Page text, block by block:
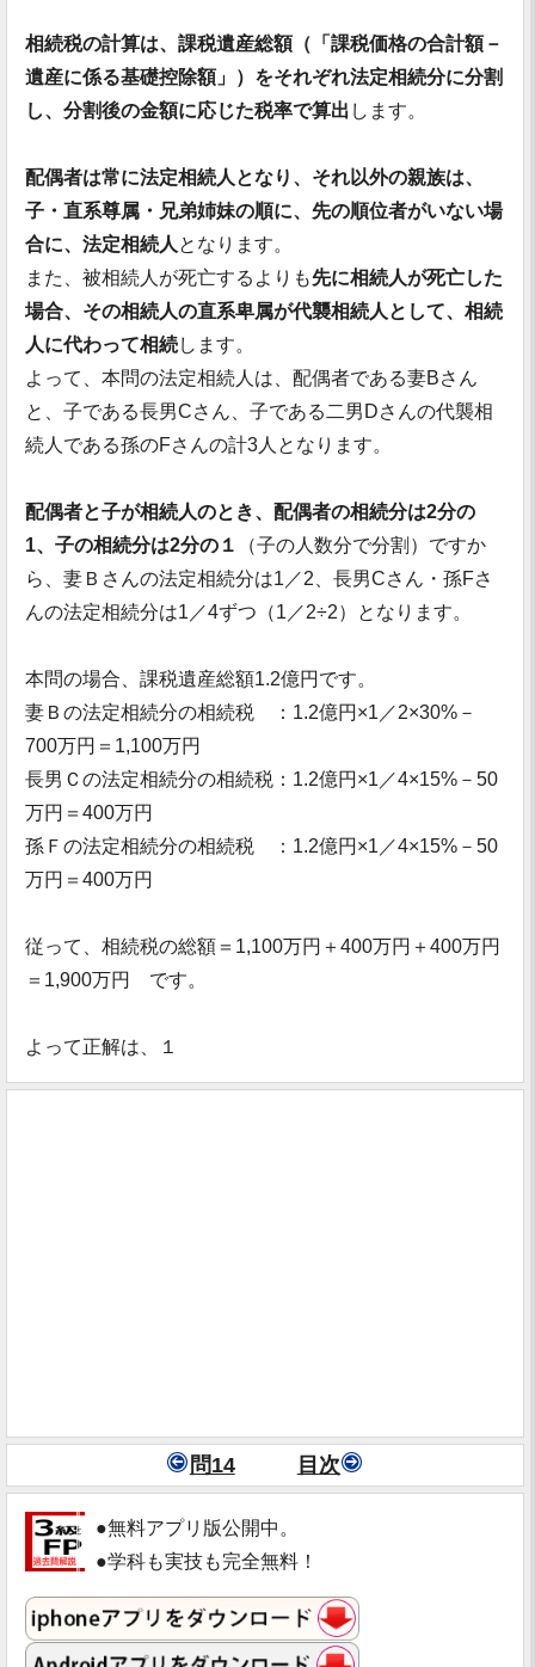
相続税の計算は、課税遺産総額（「課税価格の合計額－
遺産に係る基礎控除額」）をそれぞれ法定相続分に分割
し、分割後の金額に応じた税率で算出 します。
配偶者は常に法定相続人となり、それ以外の親族は、
子・直系尊属・兄弟姉妹の順に、先の順位者がいない場
合に、法定相続人 となります。
また、被相続人が死亡するよりも先に相続人が死亡した
場合、その相続人の直系卑属が代襲相続人として、相続
人に代わって相続します。
よって、本問の法定相続人は、配偶者である妻Bさん
と、子である長男Cさん、子である二男Dさんの代襲相
続人である孫のFさんの計3人となります。
配偶者と子が相続人のとき、配偶者の相続分は2分の
1、子の相続分は2分の１
（子の人数分で分割）ですか
ら、妻Ｂさんの法定相続分は1／2、長男Cさん・孫Fさ
んの法定相続分は1／4ずつ（1／2÷2）となります。
本問の場合、課税遺産総額1.2億円です。
妻Ｂの法定相続分の相続税 ：1.2億円×1／2×30%－
700万円＝1,100万円
長男Ｃの法定相続分の相続税：1.2億円×1／4×15%－50
万円＝400万円
孫Ｆの法定相続分の相続税 ：1.2億円×1／4×15%－50
万円＝400万円
従って、相続税の総額＝1,100万円＋400万円＋400万円
＝1,900万円 です。
よって正解は、１
問14 目次
●無料アプリ版公開中。
●学科も実技も完全無料！